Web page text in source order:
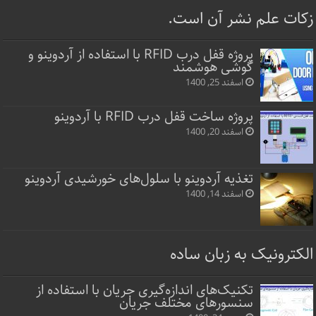
زکات علم نشر آن است.
پروژه قفل‌ درب RFID با استفاده از آردوینو و
گوشی هوشمند
اسفند 25, 1400
پروژه ساخت قفل‌ درب RFID با آردوینو
اسفند 20, 1400
تغذیه آردوینو با سلول‌های خورشیدی آردوینو
اسفند 14, 1400
الکترونیک به زبان ساده
تکنیک‌های اندازه‌گیری جریان با استفاده از
سنسورهای مختلف جریان